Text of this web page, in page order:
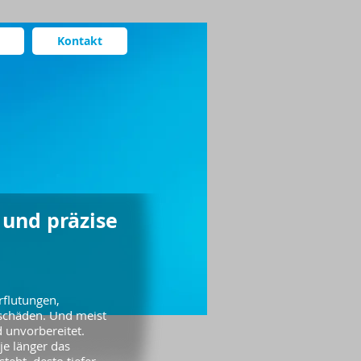
Kontakt
präzise
Und meist
unvorbereitet.
länger das